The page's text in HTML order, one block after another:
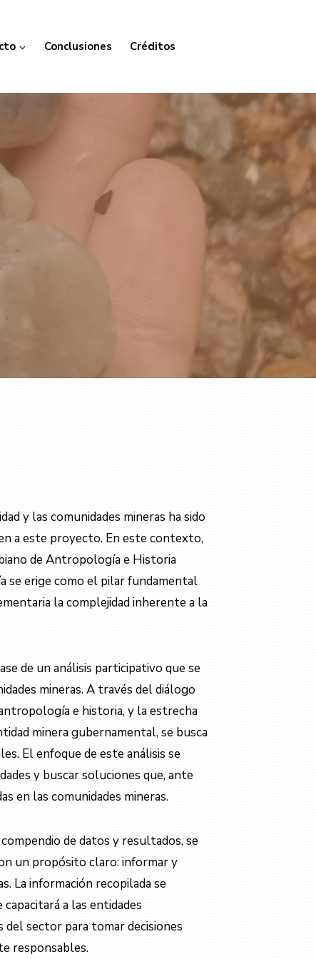
Conclusiones Créditos
y las comunidades mineras ha sido
a este proyecto. En este contexto,
de Antropología e Historia
se erige como el pilar fundamental
la complejidad inherente a la
de un análisis participativo que se
mineras. A través del diálogo
e historia, y la estrecha
minera gubernamental, se busca
El enfoque de este análisis se
y buscar soluciones que, ante
en las comunidades mineras.
de datos y resultados, se
un propósito claro: informar y
La información recopilada se
a las entidades
sector para tomar decisiones
responsables.